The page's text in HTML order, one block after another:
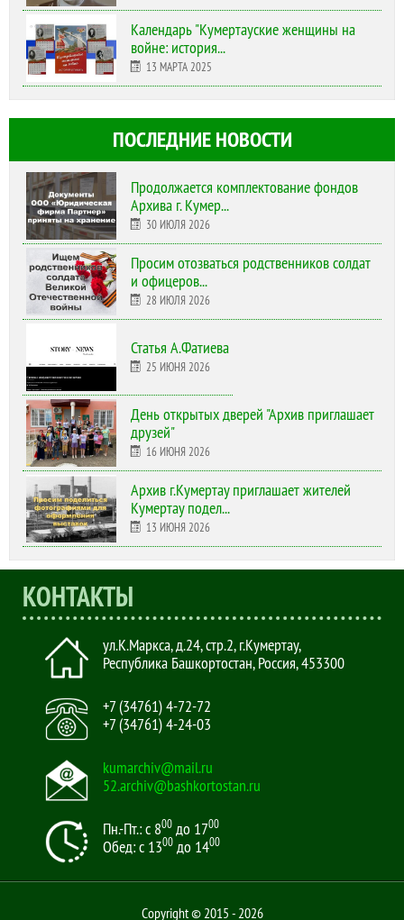
Календарь "Кумертауские женщины на
войне: история...
13 МАРТА 2025
ПОСЛЕДНИЕ НОВОСТИ
Продолжается комплектование фондов
Архива г. Кумер...
30 ИЮЛЯ 2026
Просим отозваться родственников солдат
и офицеров...
28 ИЮЛЯ 2026
Статья А.Фатиева
25 ИЮНЯ 2026
День открытых дверей "Архив приглашает
друзей"
16 ИЮНЯ 2026
Архив г.Кумертау приглашает жителей
Кумертау подел...
13 ИЮНЯ 2026
КОНТАКТЫ
ул.К.Маркса, д.24, стр.2,г.Кумертау,
Республика Башкортостан, Россия,453300
+7 (34761) 4-72-72
+7 (34761) 4-24-03
kumarchiv@mail.ru
52.archiv@bashkortostan.ru
Пн.-Пт.: с 800 до 1700
Обед: с 1300 до 1400
Copyright © 2015 - 2026